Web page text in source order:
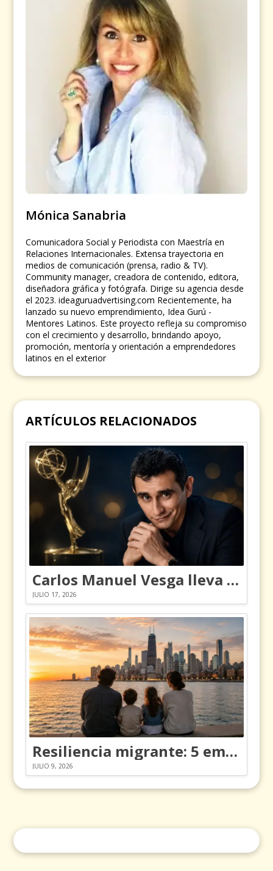
Mónica Sanabria
Comunicadora Social y Periodista con Maestría en
Relaciones Internacionales. Extensa trayectoria en
medios de comunicación (prensa, radio & TV).
Community manager, creadora de contenido, editora,
diseñadora gráfica y fotógrafa. Dirige su agencia desde
el 2023. ideaguruadvertising.com Recientemente, ha
lanzado su nuevo emprendimiento, Idea Gurú -
Mentores Latinos. Este proyecto refleja su compromiso
con el crecimiento y desarrollo, brindando apoyo,
promoción, mentoría y orientación a emprendedores
latinos en el exterior
ARTÍCULOS RELACIONADOS
Carlos Manuel Vesga lleva el nombre de Colombia a los Emmy
JULIO 17, 2026
Resiliencia migrante: 5 emociones y cómo gestionarlas
JULIO 9, 2026